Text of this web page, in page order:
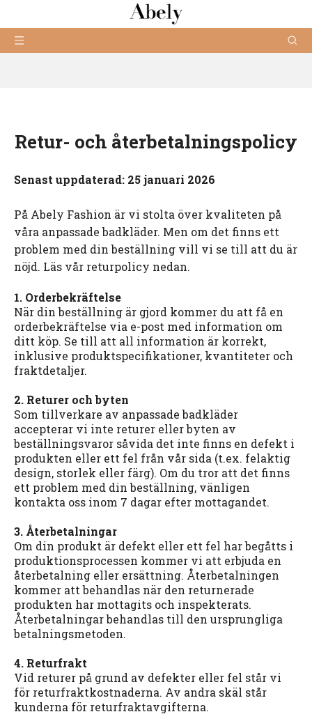
Retur- och återbetalningspolicy
Senast uppdaterad: 25 januari 2026
På Abely Fashion är vi stolta över kvaliteten på
våra anpassade badkläder. Men om det finns ett
problem med din beställning vill vi se till att du är
nöjd. Läs vår returpolicy nedan.
1. Orderbekräftelse
När din beställning är gjord kommer du att få en
orderbekräftelse via e-post med information om
ditt köp. Se till att all information är korrekt,
inklusive produktspecifikationer, kvantiteter och
fraktdetaljer.
2. Returer och byten
Som tillverkare av anpassade badkläder
accepterar vi inte returer eller byten av
beställningsvaror såvida det inte finns en defekt i
produkten eller ett fel från vår sida (t.ex. felaktig
design, storlek eller färg). Om du tror att det finns
ett problem med din beställning, vänligen
kontakta oss inom 7 dagar efter mottagandet.
3. Återbetalningar
Om din produkt är defekt eller ett fel har begåtts i
produktionsprocessen kommer vi att erbjuda en
återbetalning eller ersättning. Återbetalningen
kommer att behandlas när den returnerade
produkten har mottagits och inspekterats.
Återbetalningar behandlas till den ursprungliga
betalningsmetoden.
4. Returfrakt
Vid returer på grund av defekter eller fel står vi
för returfraktkostnaderna. Av andra skäl står
kunderna för returfraktavgifterna.